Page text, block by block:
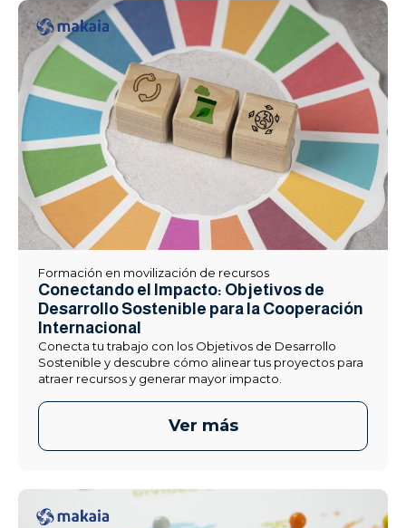
Formación en movilización de recursos
Conectando el Impacto: Objetivos de
Desarrollo Sostenible para la Cooperación
Internacional​
Conecta tu trabajo con los Objetivos de Desarrollo
Sostenible y descubre cómo alinear tus proyectos para
atraer recursos y generar mayor impacto.
Ver más